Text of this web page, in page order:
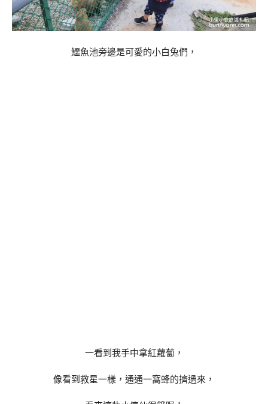
鱷魚池旁邊是可愛的小白兔們，
一看到我手中拿紅蘿蔔，
像看到救星一樣，通通一窩蜂的擠過來，